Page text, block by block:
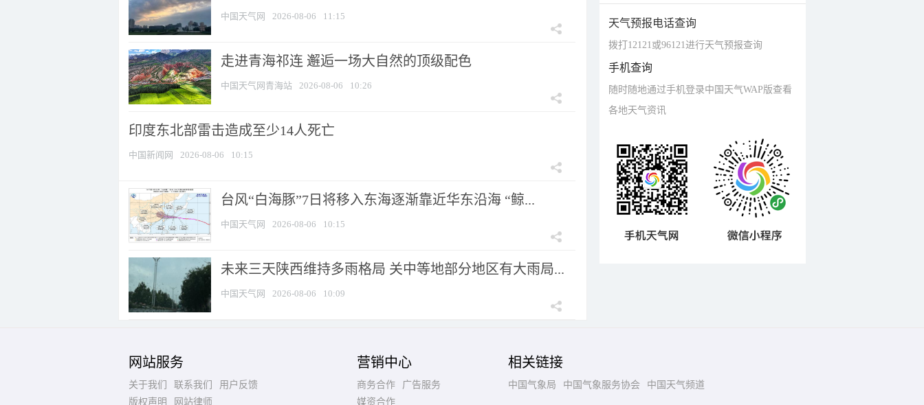
中国天气网 2026-08-06 11:15
走进青海祁连 邂逅一场大自然的顶级配色
中国天气网青海站 2026-08-06 10:26
印度东北部雷击造成至少14人死亡
中国新闻网 2026-08-06 10:15
台风“白海豚”7日将移入东海逐渐靠近华东沿海 “鲸...
中国天气网 2026-08-06 10:15
未来三天陕西维持多雨格局 关中等地部分地区有大雨局...
中国天气网 2026-08-06 10:09
天气预报电话查询
拨打12121或96121进行天气预报查询
手机查询
随时随地通过手机登录中国天气WAP版查看
各地天气资讯
网站服务
关于我们 联系我们
用户反馈
版权声明
网站律师
营销中心
商务合作
广告服务
媒资合作
相关链接
中国气象局 中国气象服务协会 中国天气频道